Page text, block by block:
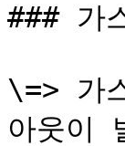
### 가
\=> 가
아웃이